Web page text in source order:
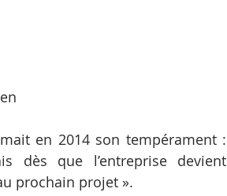
en 2014 son tempérament :
dès que l’entreprise devient
prochain projet ».